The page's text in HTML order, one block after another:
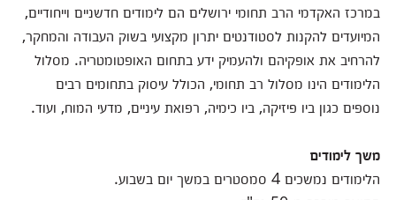
במרכז האקדמי הרב תחומי ירושלים הם לימודים חדשניים וייחודיים,
המיועדים להקנות לסטודנטים יתרון מקצועי בשוק העבודה והמחקר,
להרחיב את אופקיהם ולהעמיק ידע בתחום האופטומטריה. מסלול
הלימודים הינו מסלול רב תחומי, הכולל עיסוק בתחומים רבים
נוספים כגון ביו פיזיקה, ביו כימיה, רפואת עיניים, מדעי המוח, ועוד.
משך לימודים
הלימודים נמשכים 4 סמסטרים במשך יום בשבוע.